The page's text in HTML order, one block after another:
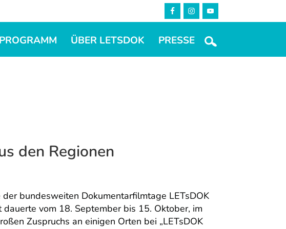
PROGRAMM ÜBER LETSDOK PRESSE
den Regionen
bundesweiten Dokumentarfilmtage LETsDOK
vom 18. September bis 15. Oktober, im
Zuspruchs an einigen Orten bei „LETsDOK